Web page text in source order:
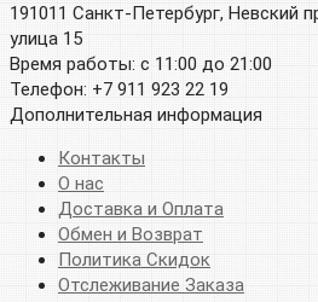
191011 Санкт-Петербург, Невский
улица 15
Время работы: с 11:00 до 21:00
Телефон: +7 911 923 22 19
Дополнительная информация
Контакты
О нас
Доставка и Оплата
Обмен и Возврат
Политика Скидок
Отслеживание Заказа